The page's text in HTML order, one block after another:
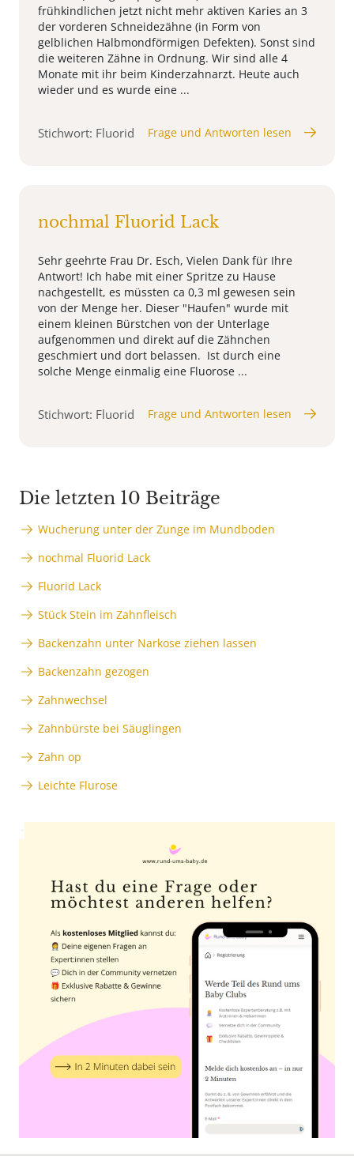
frühkindlichen jetzt nicht mehr aktiven Karies an 3
der vorderen Schneidezähne (in Form von
gelblichen Halbmondförmigen Defekten). Sonst sind
die weiteren Zähne in Ordnung. Wir sind alle 4
Monate mit ihr beim Kinderzahnarzt. Heute auch
wieder und es wurde eine ...
Stichwort: Fluorid Frage und Antworten lesen
nochmal Fluorid Lack
Sehr geehrte Frau Dr. Esch, Vielen Dank für Ihre
Antwort! Ich habe mit einer Spritze zu Hause
nachgestellt, es müssten ca 0,3 ml gewesen sein
von der Menge her. Dieser "Haufen" wurde mit
einem kleinen Bürstchen von der Unterlage
aufgenommen und direkt auf die Zähnchen
geschmiert und dort belassen. Ist durch eine
solche Menge einmalig eine Fluorose ...
Stichwort: Fluorid Frage und Antworten lesen
Die letzten 10 Beiträge
Wucherung unter der Zunge im Mundboden
nochmal Fluorid Lack
Fluorid Lack
Stück Stein im Zahnfleisch
Backenzahn unter Narkose ziehen lassen
Backenzahn gezogen
Zahnwechsel
Zahnbürste bei Säuglingen
Zahn op
Leichte Flurose